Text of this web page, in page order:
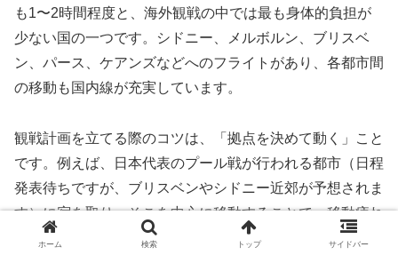
も1〜2時間程度と、海外観戦の中では最も身体的負担が
少ない国の一つです。シドニー、メルボルン、ブリスベ
ン、パース、ケアンズなどへのフライトがあり、各都市間
の移動も国内線が充実しています。
観戦計画を立てる際のコツは、「拠点を決めて動く」こと
です。例えば、日本代表のプール戦が行われる都市（日程
発表待ちですが、ブリスベンやシドニー近郊が予想されま
す）に宿を取り、そこを中心に移動することで、移動疲れ
を最小限に抑えることができます。また、試合のない日は
ホーム 検索 トップ サイドバー